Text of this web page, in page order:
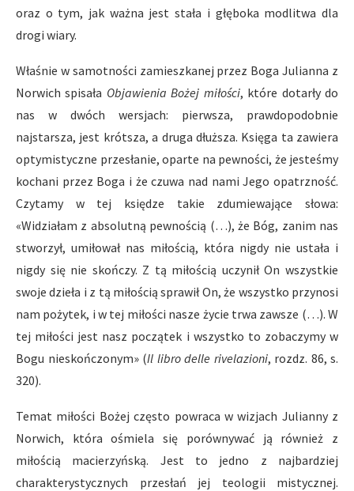
oraz o tym, jak ważna jest stała i głęboka modlitwa dla
drogi wiary.
Właśnie w samotności zamieszkanej przez Boga Julianna z
Norwich spisała Objawienia Bożej miłości, które dotarły do
nas w dwóch wersjach: pierwsza, prawdopodobnie
najstarsza, jest krótsza, a druga dłuższa. Księga ta zawiera
optymistyczne przesłanie, oparte na pewności, że jesteśmy
kochani przez Boga i że czuwa nad nami Jego opatrzność.
Czytamy w tej księdze takie zdumiewające słowa:
«Widziałam z absolutną pewnością (…), że Bóg, zanim nas
stworzył, umiłował nas miłością, która nigdy nie ustała i
nigdy się nie skończy. Z tą miłością uczynił On wszystkie
swoje dzieła i z tą miłością sprawił On, że wszystko przynosi
nam pożytek, i w tej miłości nasze życie trwa zawsze (…). W
tej miłości jest nasz początek i wszystko to zobaczymy w
Bogu nieskończonym» (Il libro delle rivelazioni, rozdz. 86, s.
320).
Temat miłości Bożej często powraca w wizjach Julianny z
Norwich, która ośmiela się porównywać ją również z
miłością macierzyńską. Jest to jedno z najbardziej
charakterystycznych przesłań jej teologii mistycznej.